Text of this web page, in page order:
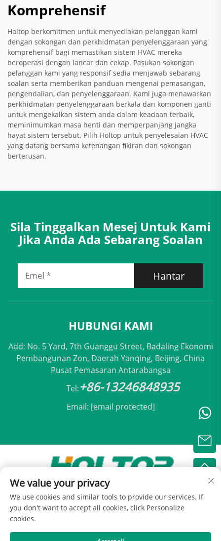
Komprehensif
Holtop berkomitmen untuk menyediakan pelanggan kami
dengan sokongan dan perkhidmatan penyelenggaraan yang
komprehensif bagi memastikan sistem HVAC mereka
beroperasi dengan lancar dan cekap. Pasukan sokongan
pelanggan kami yang responsif sedia menjawab sebarang
soalan serta memberikan panduan mengenai pemasangan,
pengendalian, dan penyelenggaraan. Kami juga menawarkan
perkhidmatan penyelenggaraan berkala dan komponen ganti
untuk mengekalkan sistem anda dalam keadaan terbaik,
meminimumkan masa henti dan memperpanjang jangka
hayat sistem tersebut. Pilih Holtop untuk penyelesaian HVAC
yang datang bersama ketenangan fikiran dan sokongan
berterusan.
Sila Tinggalkan Mesej Untuk Kami
Jika Anda Ada Sebarang Soalan
Hantar
HUBUNGI KAMI
Add: No. 5 Yard, 7th Guanggu Street, Badaling Ekonomi
Pembangunan Zon, Daerah Yanqing, Beijing, China
Pusat Pemasaran Antarabangsa
Tel:+86-13246848935
Email: [email protected]
Hak Cipta © 2025 oleh Holtop Beijing Air
Conditioning Co., Ltd - Dasar Privasi
We value your privacy
We use cookies and similar tools to provide our services. If
you don't want to accept all cookies, click Personalize
cookies.